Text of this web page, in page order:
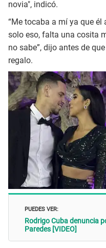
novia", indicó.
“Me tocaba a mí ya que él
solo eso, falta una cosita
no sabe”, dijo antes de
regalo.
PUEDES VER:
Rodrigo Cuba denuncia
Paredes [VIDEO]